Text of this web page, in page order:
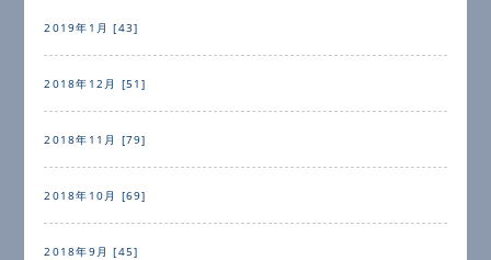
2019年1月 [43]
2018年12月 [51]
2018年11月 [79]
2018年10月 [69]
2018年9月 [45]